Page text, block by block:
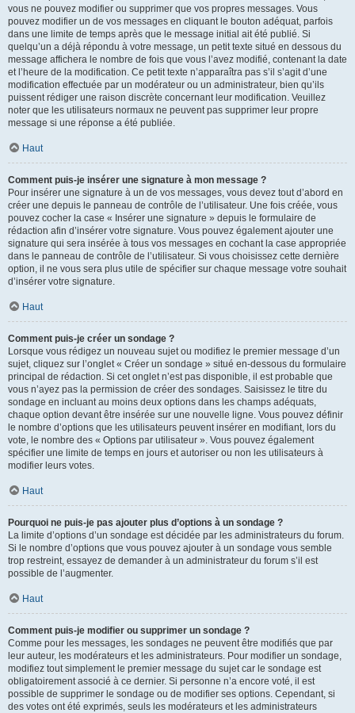
vous ne pouvez modifier ou supprimer que vos propres messages. Vous
pouvez modifier un de vos messages en cliquant le bouton adéquat, parfois
dans une limite de temps après que le message initial ait été publié. Si
quelqu’un a déjà répondu à votre message, un petit texte situé en dessous du
message affichera le nombre de fois que vous l’avez modifié, contenant la date
et l’heure de la modification. Ce petit texte n’apparaîtra pas s’il s’agit d’une
modification effectuée par un modérateur ou un administrateur, bien qu’ils
puissent rédiger une raison discrète concernant leur modification. Veuillez
noter que les utilisateurs normaux ne peuvent pas supprimer leur propre
message si une réponse a été publiée.
Haut
Comment puis-je insérer une signature à mon message ?
Pour insérer une signature à un de vos messages, vous devez tout d’abord en
créer une depuis le panneau de contrôle de l’utilisateur. Une fois créée, vous
pouvez cocher la case « Insérer une signature » depuis le formulaire de
rédaction afin d’insérer votre signature. Vous pouvez également ajouter une
signature qui sera insérée à tous vos messages en cochant la case appropriée
dans le panneau de contrôle de l’utilisateur. Si vous choisissez cette dernière
option, il ne vous sera plus utile de spécifier sur chaque message votre souhait
d’insérer votre signature.
Haut
Comment puis-je créer un sondage ?
Lorsque vous rédigez un nouveau sujet ou modifiez le premier message d’un
sujet, cliquez sur l’onglet « Créer un sondage » situé en-dessous du formulaire
principal de rédaction. Si cet onglet n’est pas disponible, il est probable que
vous n’ayez pas la permission de créer des sondages. Saisissez le titre du
sondage en incluant au moins deux options dans les champs adéquats,
chaque option devant être insérée sur une nouvelle ligne. Vous pouvez définir
le nombre d’options que les utilisateurs peuvent insérer en modifiant, lors du
vote, le nombre des « Options par utilisateur ». Vous pouvez également
spécifier une limite de temps en jours et autoriser ou non les utilisateurs à
modifier leurs votes.
Haut
Pourquoi ne puis-je pas ajouter plus d’options à un sondage ?
La limite d’options d’un sondage est décidée par les administrateurs du forum.
Si le nombre d’options que vous pouvez ajouter à un sondage vous semble
trop restreint, essayez de demander à un administrateur du forum s’il est
possible de l’augmenter.
Haut
Comment puis-je modifier ou supprimer un sondage ?
Comme pour les messages, les sondages ne peuvent être modifiés que par
leur auteur, les modérateurs et les administrateurs. Pour modifier un sondage,
modifiez tout simplement le premier message du sujet car le sondage est
obligatoirement associé à ce dernier. Si personne n’a encore voté, il est
possible de supprimer le sondage ou de modifier ses options. Cependant, si
des votes ont été exprimés, seuls les modérateurs et les administrateurs